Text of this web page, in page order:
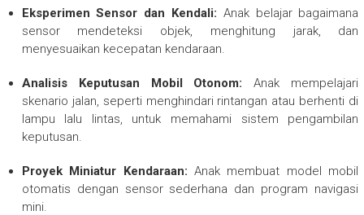
Eksperimen Sensor dan Kendali: Anak belajar bagaimana
sensor mendeteksi objek, menghitung jarak, dan
menyesuaikan kecepatan kendaraan.
Analisis Keputusan Mobil Otonom: Anak mempelajari
skenario jalan, seperti menghindari rintangan atau berhenti di
lampu lalu lintas, untuk memahami sistem pengambilan
keputusan.
Proyek Miniatur Kendaraan: Anak membuat model mobil
otomatis dengan sensor sederhana dan program navigasi
mini.